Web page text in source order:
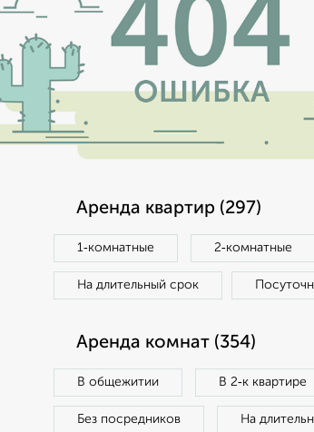
Аренда квартир (297)
1‑комнатные 2‑комнатные
На длительный срок
Аренда комнат (354)
В общежитии В 2‑к квартире
Без посредников На